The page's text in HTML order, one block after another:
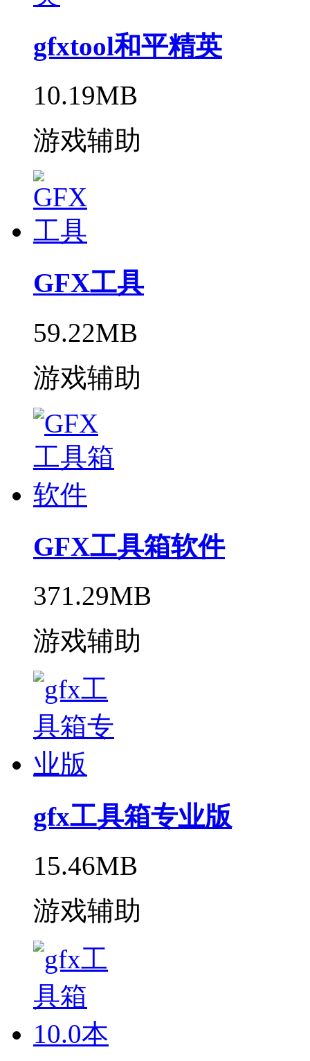
gfxtool和平精英
10.19MB
游戏辅助
GFX工具
59.22MB
游戏辅助
GFX工具箱软件
371.29MB
游戏辅助
gfx工具箱专业版
15.46MB
游戏辅助